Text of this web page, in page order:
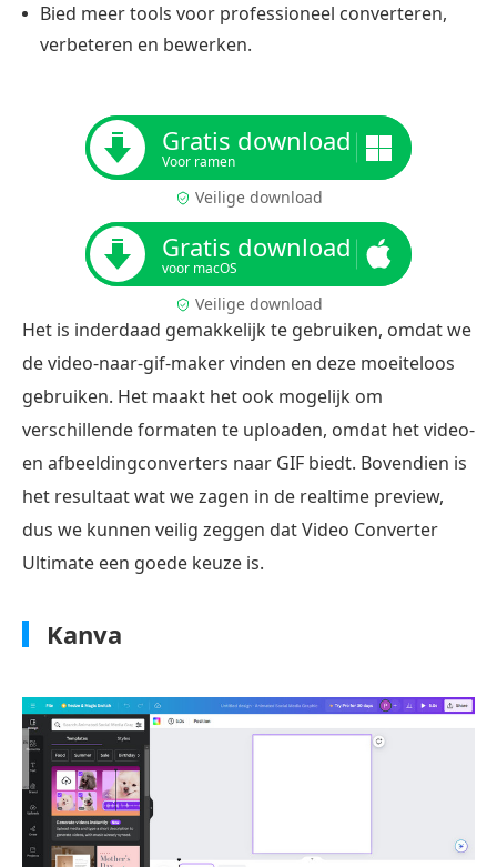
Bied meer tools voor professioneel converteren,
verbeteren en bewerken.
Gratis download
Voor ramen
Veilige download
Gratis download
voor macOS
Veilige download
Het is inderdaad gemakkelijk te gebruiken, omdat we
de video-naar-gif-maker vinden en deze moeiteloos
gebruiken. Het maakt het ook mogelijk om
verschillende formaten te uploaden, omdat het video-
en afbeeldingconverters naar GIF biedt. Bovendien is
het resultaat wat we zagen in de realtime preview,
dus we kunnen veilig zeggen dat Video Converter
Ultimate een goede keuze is.
Kanva